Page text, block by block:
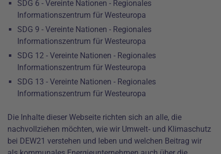
SDG 6 - Vereinte Nationen - Regionales
Informationszentrum für Westeuropa
SDG 9 - Vereinte Nationen - Regionales
Informationszentrum für Westeuropa
SDG 12 - Vereinte Nationen - Regionales
Informationszentrum für Westeuropa
SDG 13 - Vereinte Nationen - Regionales
Informationszentrum für Westeuropa
Die Inhalte dieser Webseite richten sich an alle, die
nachvollziehen möchten, wie wir Umwelt‑ und Klimaschutz
bei DEW21 verstehen und leben und welchen Beitrag wir